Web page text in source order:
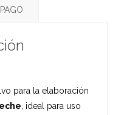
para la elaboración
, ideal para uso